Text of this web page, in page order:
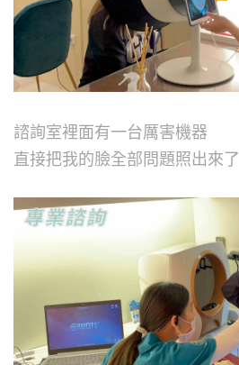
諮詢室裡面有一台厲害機器
直接把我的臉全部問題照出來了